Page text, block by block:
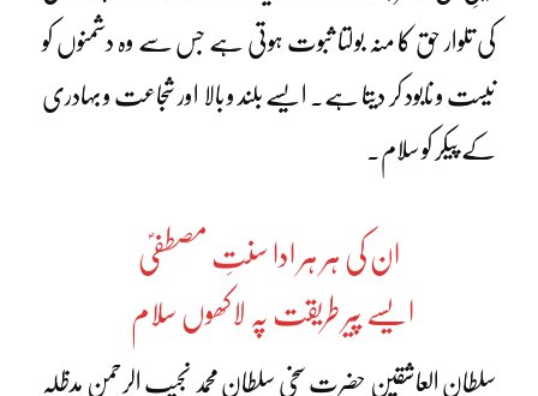
کی تلوار حق کا منہ بولتا ثبوت ہوتی ہے جس سے وہ دشمنوں کو
نیست و نابود کر دیتا ہے۔ ایسے بلند و بالا اور شجاعت و بہادری
کے پیکر کو سلام۔
ان کی ہر ہر ادا سنتِ مصطفیؐ
ایسے پیر طریقت پہ لاکھوں سلام
سلطان العاشقین حضرت سخی سلطان محمد نجیب الرحمن مدظلہ